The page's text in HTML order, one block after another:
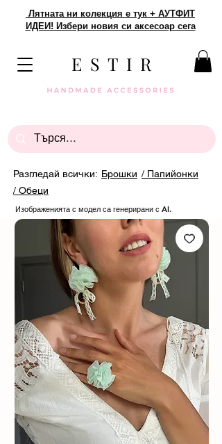
Лятната ни колекция е тук + АУТФИТ
ИДЕИ! Избери новия си аксесоар сега
E S T I R
Разгледай всички: Брошки / Папийонки
/ Обеци
Изображенията с модел са генерирани с AI.